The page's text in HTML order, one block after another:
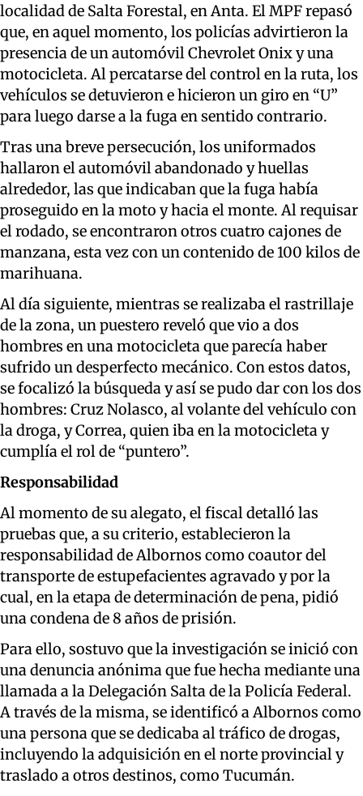
localidad de Salta Forestal, en Anta. El MPF repasó
que, en aquel momento, los policías advirtieron la
presencia de un automóvil Chevrolet Onix y una
motocicleta. Al percatarse del control en la ruta, los
vehículos se detuvieron e hicieron un giro en “U”
para luego darse a la fuga en sentido contrario.
Tras una breve persecución, los uniformados
hallaron el automóvil abandonado y huellas
alrededor, las que indicaban que la fuga había
proseguido en la moto y hacia el monte. Al requisar
el rodado, se encontraron otros cuatro cajones de
manzana, esta vez con un contenido de 100 kilos de
marihuana.
Al día siguiente, mientras se realizaba el rastrillaje
de la zona, un puestero reveló que vio a dos
hombres en una motocicleta que parecía haber
sufrido un desperfecto mecánico. Con estos datos,
se focalizó la búsqueda y así se pudo dar con los dos
hombres: Cruz Nolasco, al volante del vehículo con
la droga, y Correa, quien iba en la motocicleta y
cumplía el rol de “puntero”.
Responsabilidad
Al momento de su alegato, el fiscal detalló las
pruebas que, a su criterio, establecieron la
responsabilidad de Albornos como coautor del
transporte de estupefacientes agravado y por la
cual, en la etapa de determinación de pena, pidió
una condena de 8 años de prisión.
Para ello, sostuvo que la investigación se inició con
una denuncia anónima que fue hecha mediante una
llamada a la Delegación Salta de la Policía Federal.
A través de la misma, se identificó a Albornos como
una persona que se dedicaba al tráfico de drogas,
incluyendo la adquisición en el norte provincial y
traslado a otros destinos, como Tucumán.